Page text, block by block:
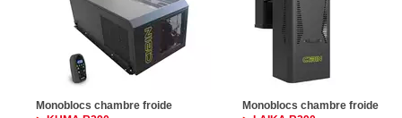
Monoblocs chambre froide
Monoblocs chambre froide